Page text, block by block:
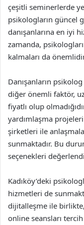
çeşitli seminerlerde
psikologların güncel
danışanlarına en iyi
zamanda,
kalmaları da
Danışanların
diğer önemli faktör,
fiyatlı olup
yardımlaşma
şirketleri ile
sunmaktadır. Bu
seçenekleri
Kadıköy’deki
hizmetleri de
dijitalleşme ile
online seansları